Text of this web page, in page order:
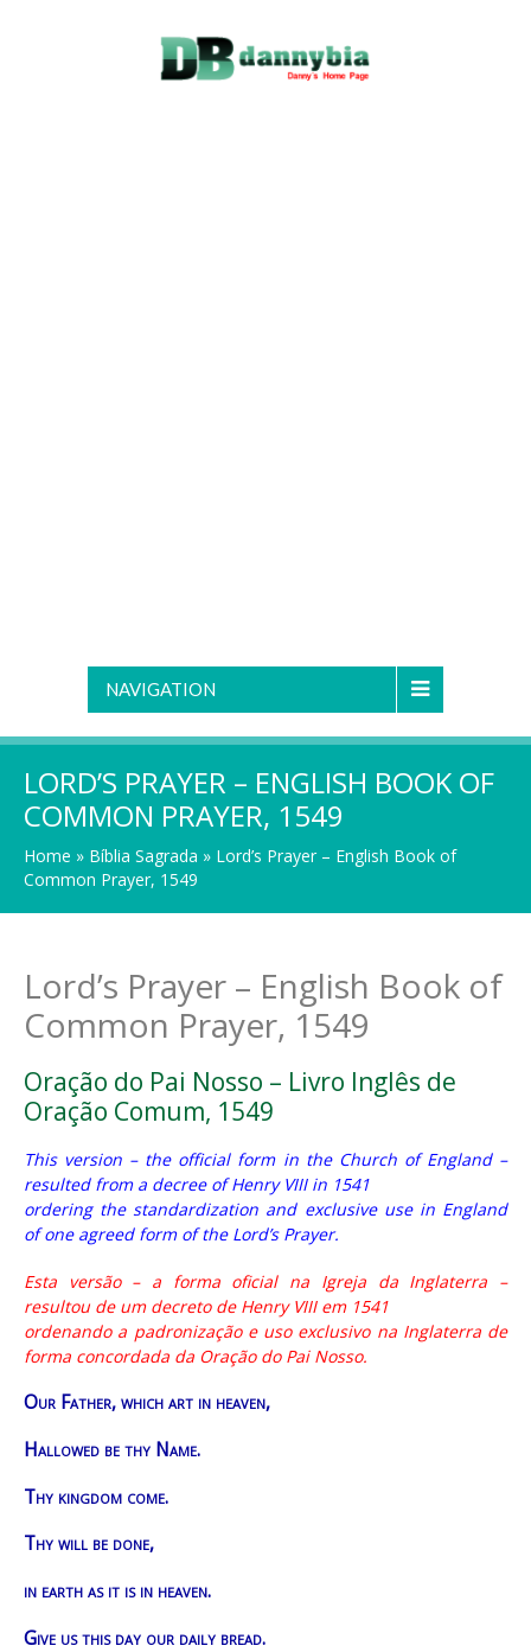
NAVIGATION
LORD’S PRAYER – ENGLISH BOOK OF
COMMON PRAYER, 1549
Home » Bíblia Sagrada » Lord’s Prayer – English Book of
Common Prayer, 1549
Lord’s Prayer – English Book of
Common Prayer, 1549
Oração do Pai Nosso – Livro Inglês de
Oração Comum, 1549
This version – the official form in the Church of England –
resulted from a decree of Henry VIII in 1541
ordering the standardization and exclusive use in England
of one agreed form of the Lord’s Prayer.
Esta versão – a forma oficial na Igreja da Inglaterra –
resultou de um decreto de Henry VIII em 1541
ordenando a padronização e uso exclusivo na Inglaterra de
forma concordada da Oração do Pai Nosso.
Our Father, which art in heaven,
Hallowed be thy Name.
Thy kingdom come.
Thy will be done,
in earth as it is in heaven.
Give us this day our daily bread.